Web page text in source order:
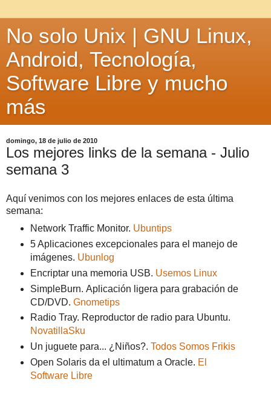
No solo Unix | GNU Linux,
Android, Tecnología,
Software Libre y mucho
más
domingo, 18 de julio de 2010
Los mejores links de la semana - Julio
semana 3
Aquí venimos con los mejores enlaces de esta última
semana:
Network Traffic Monitor. Ubuntips
5 Aplicaciones excepcionales para el manejo de
imágenes. Ubunlog
Encriptar una memoria USB. Usemos Linux
SimpleBurn. Aplicación ligera para grabación de
CD/DVD. Gnometips
Radio Tray. Reproductor de radio para Ubuntu.
NovatillaSku
Un juguete para... ¿Niños?. Todos Somos Frikis
Open Solaris da el ultimatum a Oracle. El
Software Libre